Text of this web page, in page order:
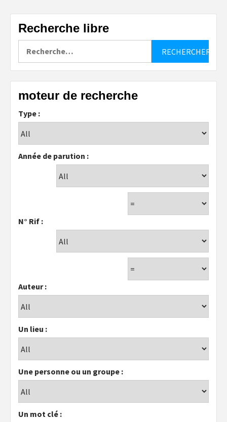
Recherche libre
moteur de recherche
Type :
Année de parution :
N° Rif :
Auteur :
Un lieu :
Une personne ou un groupe :
Un mot clé :